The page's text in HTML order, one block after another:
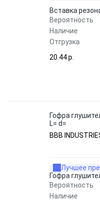
Вставка
Вероятность
Наличие
Отгрузка
20.44 p.
Гофра
L= d=
BBB
Лучшее
Гофра
Вероятность
Наличие